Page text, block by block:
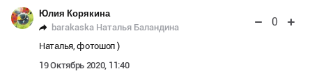
Юлия Корякина
barakaska Наталья Баландина
0
Наталья, фотошоп )
19 Октябрь 2020, 11:40